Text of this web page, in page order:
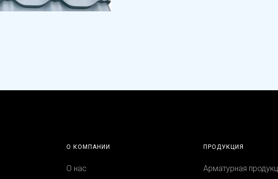
О КОМПАНИИ
О нас
ПРОДУКЦИЯ
Арматурная